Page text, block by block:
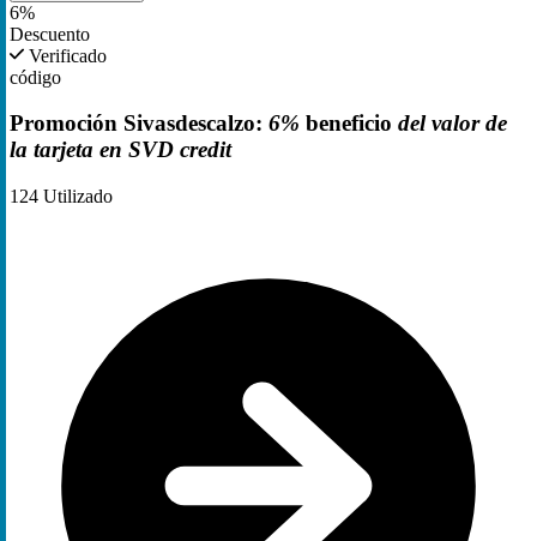
6%
Descuento
Verificado
código
Promoción Sivasdescalzo: 6% beneficio del valor de
la tarjeta en SVD credit
124 Utilizado